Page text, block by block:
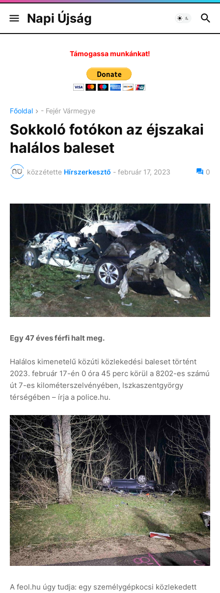
Napi Újság
Támogassa munkánkat!
Főoldal - Fejér Vármegye
Sokkoló fotókon az éjszakai
halálos baleset
közzétette Hírszerkesztő - február 17, 2023 0
Egy 47 éves férfi halt meg.
Halálos kimenetelű közúti közlekedési baleset történt
2023. február 17-én 0 óra 45 perc körül a 8202-es számú
út 7-es kilométerszelvényében, Iszkaszentgyörgy
térségében – írja a police.hu.
A feol.hu úgy tudja: egy személygépkocsi közlekedett